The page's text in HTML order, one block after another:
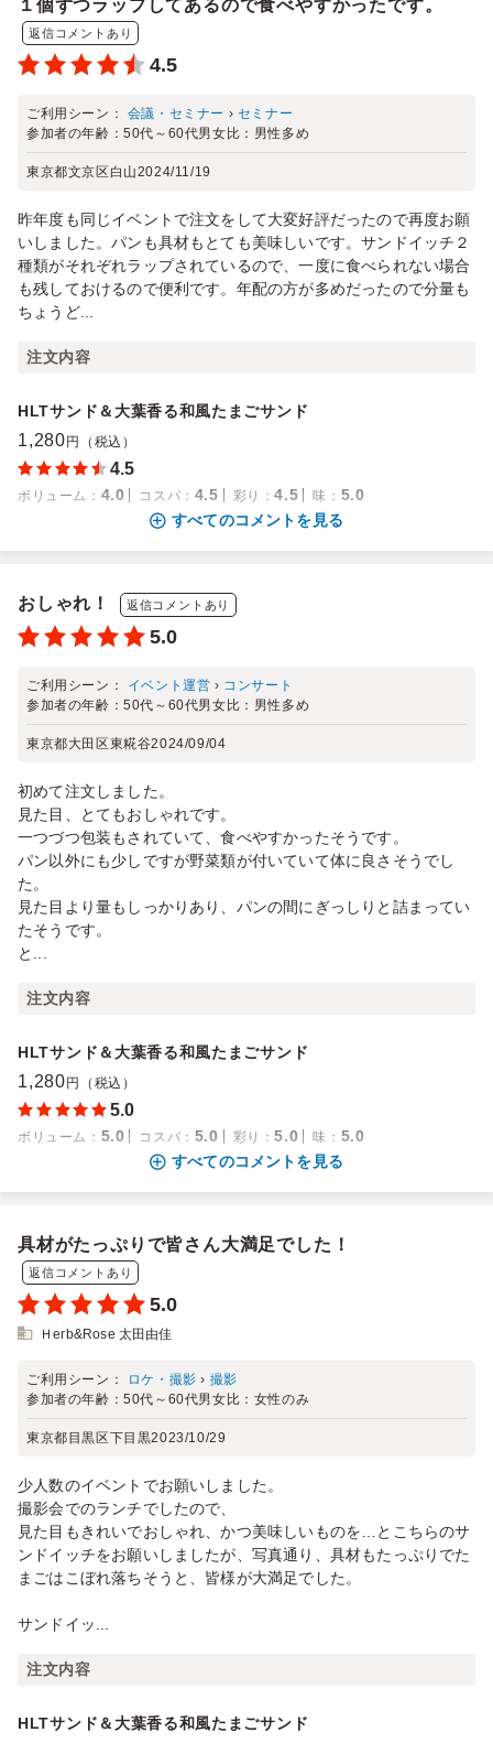
１個ずつラップしてあるので食べやすかったです。
返信コメントあり
4.5
ご利用シーン： 会議・セミナー › セミナー
参加者の年齢：50代～60代男女比： 男性多め
東京都文京区白山2024/11/19
昨年度も同じイベントで注文をして大変好評だったので再度お願
いしました。パンも具材もとても美味しいです。サンドイッチ２
種類がそれぞれラップされているので、一度に食べられない場合
も残しておけるので便利です。年配の方が多めだったので分量も
ちょうど...
注文内容
HLTサンド＆大葉香る和風たまごサンド
1,280 円（税込）
4.5
ボリューム ： 4.0 コスパ ： 4.5 彩り ：4.5 味 ： 5.0
すべてのコメントを見る
おしゃれ！ 返信コメントあり
5.0
ご利用シーン： イベント運営 › コンサート
参加者の年齢：50代～60代男女比： 男性多め
東京都大田区東糀谷2024/09/04
初めて注文しました。
見た目、とてもおしゃれです。
一つづつ包装もされていて、食べやすかったそうです。
パン以外にも少しですが野菜類が付いていて体に良さそうでし
た。
見た目より量もしっかりあり、パンの間にぎっしりと詰まってい
たそうです。
と...
注文内容
HLTサンド＆大葉香る和風たまごサンド
1,280 円（税込）
5.0
ボリューム ： 5.0 コスパ ： 5.0 彩り ：5.0 味 ： 5.0
すべてのコメントを見る
具材がたっぷりで皆さん大満足でした！
返信コメントあり
5.0
Ｈerb&Rose 太田由佳
ご利用シーン： ロケ・撮影 › 撮影
参加者の年齢：50代～60代男女比： 女性のみ
東京都目黒区下目黒2023/10/29
少人数のイベントでお願いしました。
撮影会でのランチでしたので、
見た目もきれいでおしゃれ、かつ美味しいものを…とこちらのサ
ンドイッチをお願いしましたが、写真通り、具材もたっぷりでた
まごはこぼれ落ちそうと、皆様が大満足でした。
サンドイッ...
注文内容
HLTサンド＆大葉香る和風たまごサンド